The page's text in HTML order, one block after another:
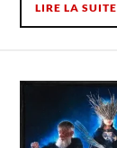
LIRE LA SUITE